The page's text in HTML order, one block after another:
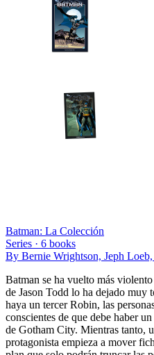
Batman: La Colección
Series · 6 books
By Bernie Wrightson, Jeph
Batman se ha vuelto más
de Jason Todd lo ha dejado muy
haya un tercer Robin, las
conscientes de que debe haber
de Gotham City. Mientras tanto,
protagonista empieza a mover